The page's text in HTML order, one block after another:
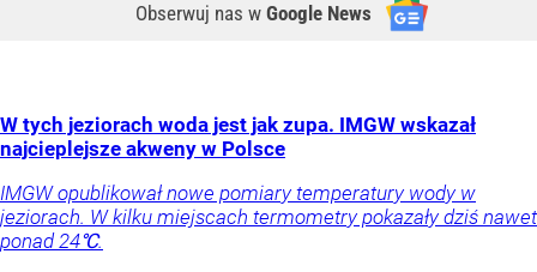
Obserwuj nas w Google News
W tych jeziorach woda jest jak zupa. IMGW wskazał
najcieplejsze akweny w Polsce
IMGW opublikował nowe pomiary temperatury wody w
jeziorach. W kilku miejscach termometry pokazały dziś nawet
ponad 24℃.